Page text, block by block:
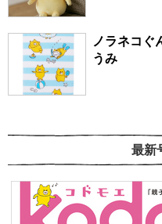
ノラネコ
うみ
最新